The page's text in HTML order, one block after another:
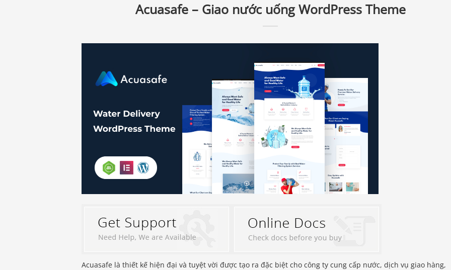
Acuasafe – Giao nước uống WordPress Theme
Acuasafe là thiết kế hiện đại và tuyệt vời được tạo ra đặc biệt cho công ty cung cấp nước, dịch vụ giao hàng,